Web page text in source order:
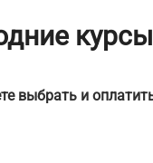
выбрать и